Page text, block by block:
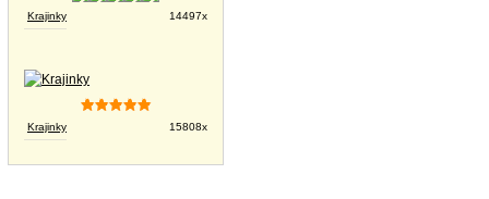
Krajinky 14497x
Krajinky 15808x